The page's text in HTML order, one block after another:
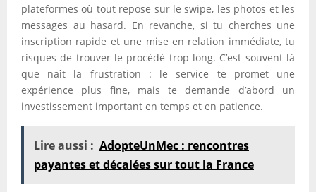
plateformes où tout repose sur le swipe, les photos et les
messages au hasard. En revanche, si tu cherches une
inscription rapide et une mise en relation immédiate, tu
risques de trouver le procédé trop long. C’est souvent là
que naît la frustration : le service te promet une
expérience plus fine, mais te demande d’abord un
investissement important en temps et en patience.
Lire aussi : AdopteUnMec : rencontres
payantes et décalées sur tout la France